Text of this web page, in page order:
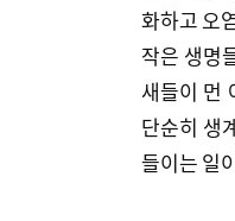
화하고 오
작은 생명
새들이 먼
단순히 생
들이는 일